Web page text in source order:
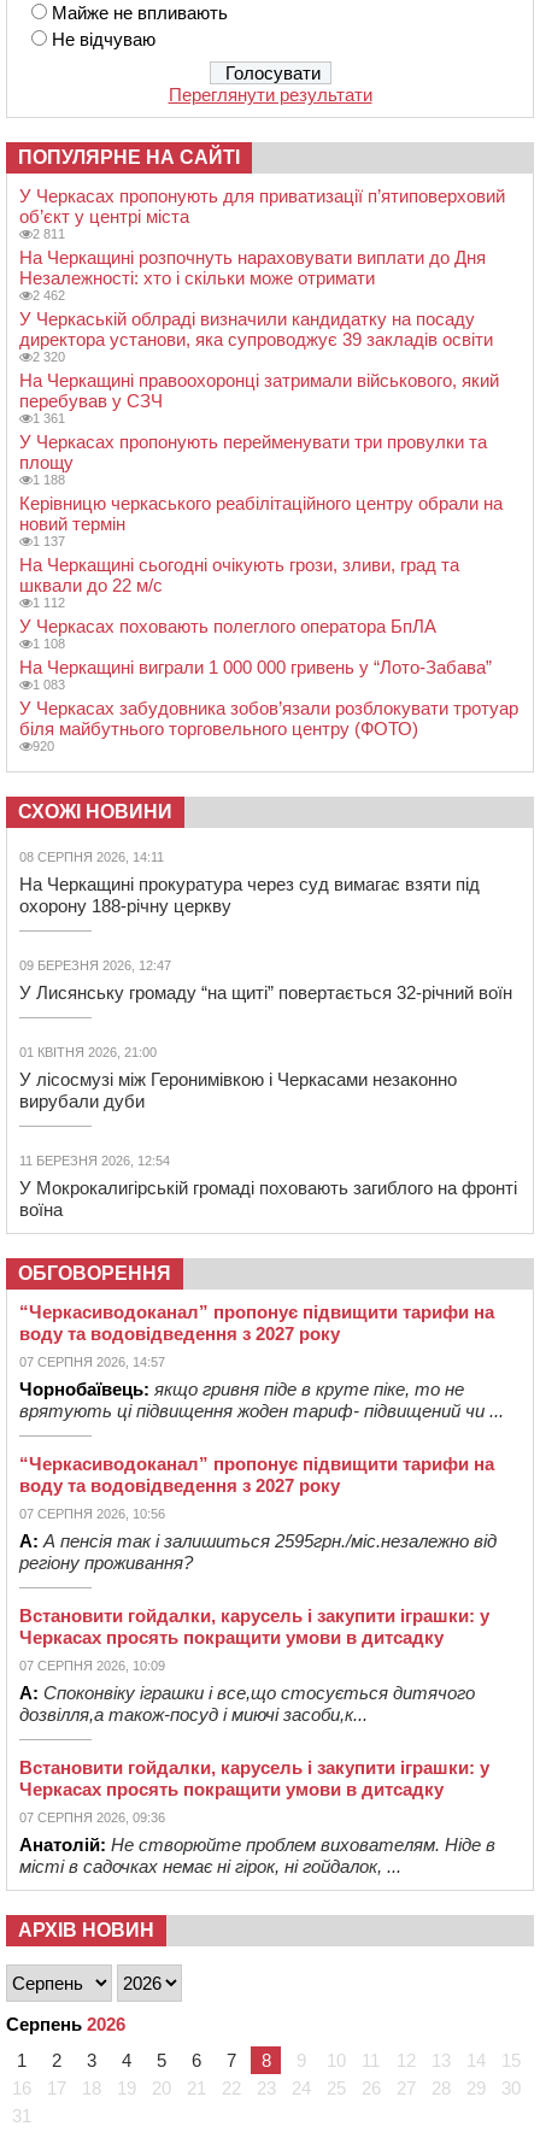
Майже не впливають
Не відчуваю
Переглянути результати
ПОПУЛЯРНЕ НА САЙТІ
У Черкасах пропонують для приватизації п’ятиповерховий
об’єкт у центрі міста
2 811
На Черкащині розпочнуть нараховувати виплати до Дня
Незалежності: хто і скільки може отримати
2 462
У Черкаській облраді визначили кандидатку на посаду
директора установи, яка супроводжує 39 закладів освіти
2 320
На Черкащині правоохоронці затримали військового, який
перебував у СЗЧ
1 361
У Черкасах пропонують перейменувати три провулки та
площу
1 188
Керівницю черкаського реабілітаційного центру обрали на
новий термін
1 137
На Черкащині сьогодні очікують грози, зливи, град та
шквали до 22 м/с
1 112
У Черкасах поховають полеглого оператора БпЛА
1 108
На Черкащині виграли 1 000 000 гривень у “Лото-Забава”
1 083
У Черкасах забудовника зобов’язали розблокувати тротуар
біля майбутнього торговельного центру (ФОТО)
920
СХОЖІ НОВИНИ
08 СЕРПНЯ 2026, 14:11
На Черкащині прокуратура через суд вимагає взяти під
охорону 188-річну церкву
09 БЕРЕЗНЯ 2026, 12:47
У Лисянську громаду “на щиті” повертається 32-річний воїн
01 КВІТНЯ 2026, 21:00
У лісосмузі між Геронимівкою і Черкасами незаконно
вирубали дуби
11 БЕРЕЗНЯ 2026, 12:54
У Мокрокалигірській громаді поховають загиблого на фронті
воїна
ОБГОВОРЕННЯ
“Черкасиводоканал” пропонує підвищити тарифи на
воду та водовідведення з 2027 року
07 СЕРПНЯ 2026, 14:57
Чорнобаївець: якщо гривня піде в круте піке, то не
врятують ці підвищення жоден тариф- підвищений чи ...
“Черкасиводоканал” пропонує підвищити тарифи на
воду та водовідведення з 2027 року
07 СЕРПНЯ 2026, 10:56
А: А пенсія так і залишиться 2595грн./міс.незалежно від
регіону проживання?
Встановити гойдалки, карусель і закупити іграшки: у
Черкасах просять покращити умови в дитсадку
07 СЕРПНЯ 2026, 10:09
А: Споконвіку іграшки і все,що стосується дитячого
дозвілля,а також-посуд і миючі засоби,к...
Встановити гойдалки, карусель і закупити іграшки: у
Черкасах просять покращити умови в дитсадку
07 СЕРПНЯ 2026, 09:36
Анатолій: Не створюйте проблем вихователям. Ніде в
місті в садочках немає ні гірок, ні гойдалок, ...
АРХІВ НОВИН
Серпень 2026
1
2 3 4 5 6 7 8 9 10 11 12 13 14
15
16
17 18 19 20 21 22 23 24 25 26 27 28 29
30
31